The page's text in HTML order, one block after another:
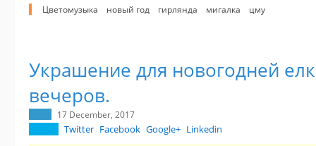
Цветомузыка
новый год гирлянда мигалка цму
Украшение для новогодней
вечеров.
17 December, 2017
Twitter Facebook Google+ Linkedin